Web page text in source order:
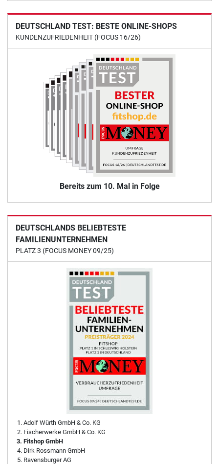
DEUTSCHLAND TEST: BESTE ONLINE-SHOPS
KUNDENZUFRIEDENHEIT (FOCUS 16/26)
Bereits zum 10. Mal in Folge
DEUTSCHLANDS BELIEBTESTE
FAMILIENUNTERNEHMEN
PLATZ 3 (FOCUS MONEY 09/25)
Adolf Würth GmbH & Co. KG
Fischerwerke GmbH & Co. KG
Fitshop GmbH
Dirk Rossmann GmbH
Ravensburger AG